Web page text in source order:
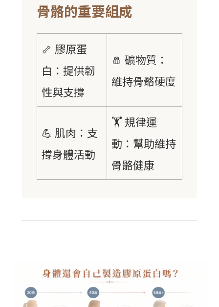
骨骼的重要組成
🦴 膠原蛋
白：提供韌
性與支撐
🧂 礦物質：
維持骨骼硬度
💪 肌肉：支
撐身體活動
🏋️ 規律運
動：幫助維持
骨骼健康